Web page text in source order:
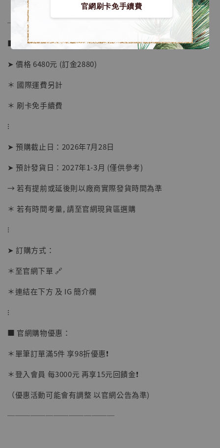
官網刷卡免手續費
NT$ 1,870
──────────────
■ 販售資訊 (Price in TWD)：
➤ 價格 6480元 (訂金2880)
＊ 國際運費另計
＊ 刷卡免手續費
⁝
➤ 預購截止日：2026年7月28日
➤ 預計發貨日：2027年1-3月 (僅供參考)
→ 若有提前或延後則以廠商實際發貨時間為準
＊ 若有時間考量, 請至官網現貨區選購
⁝
➤ 訂購方式：
＊至官網下單 🔗
＊連結在下方 及 IG 簡介欄
⁝
■ 官網購物優惠：
＊單筆訂單滿5件 享98折優惠❗️
＊登入會員 每3000元 再享15元回饋金❗️
（優惠活動可能會有調整 以官網公告為準)
──────────────